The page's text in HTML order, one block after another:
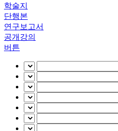
학술지
단행본
연구보고서
공개강의
버튼